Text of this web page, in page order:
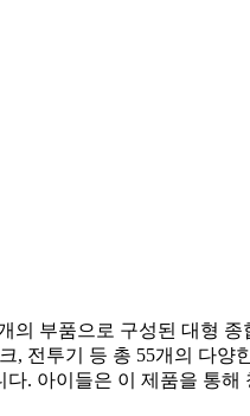
의 부품으로 구성된 대형
, 전투기 등 총 55개의 다
. 아이들은 이 제품을 통